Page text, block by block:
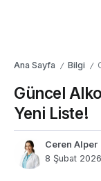
Ana Sayfa / Bilgi /
Güncel
Yeni Liste!
Ceren Alper
8 Şubat 2026